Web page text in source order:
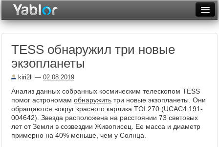
Неделя
Архив
Фототоп
TESS обнаружил три новые
экзопланеты
kiri2ll — 02.08.2019
Анализ данных собранных космическим телескопом TESS
помог астрономам обнаружить три новые экзопланеты. Они
обращаются вокруг красного карлика TOI 270 (UCAC4 191-
004642). Звезда расположена на расстоянии 73 световых
лет от Земли в созвездии Живописец. Ее масса и диаметр
примерно на 40% меньше, чем у Солнца.